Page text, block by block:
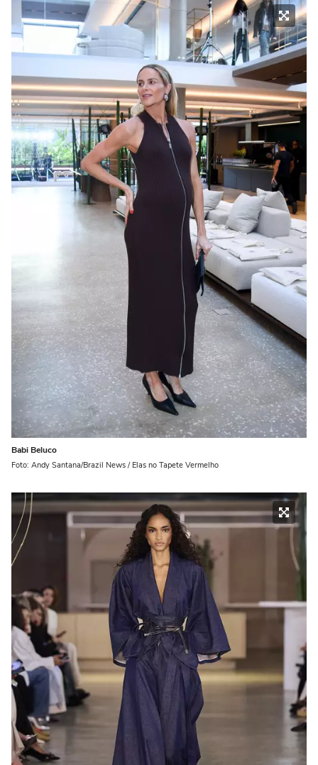
Babi Beluco
Foto: Andy Santana/Brazil News / Elas no Tapete Vermelho